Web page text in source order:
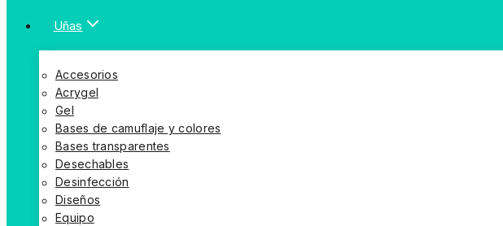
Uñas
Accesorios
Acrygel
Gel
Bases de camuflaje y colores
Bases transparentes
Desechables
Desinfección
Diseños
Equipo